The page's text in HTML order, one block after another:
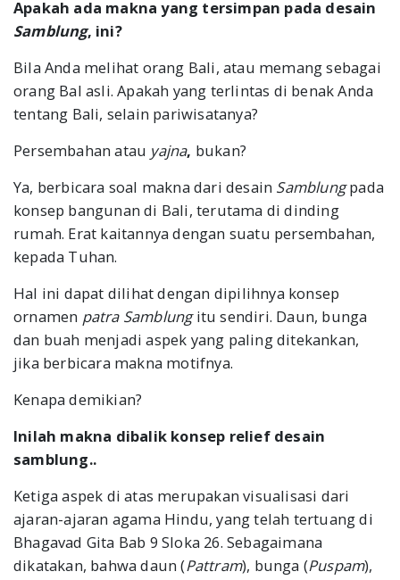
Apakah ada makna yang tersimpan pada desain
Samblung, ini?
Bila Anda melihat orang Bali, atau memang sebagai
orang Bal asli. Apakah yang terlintas di benak Anda
tentang Bali, selain pariwisatanya?
Persembahan atau yajna, bukan?
Ya, berbicara soal makna dari desain Samblungpada
konsep bangunan di Bali, terutama di dinding
rumah. Erat kaitannya dengan suatu persembahan,
kepada Tuhan.
Hal ini dapat dilihat dengan dipilihnya konsep
ornamen patra Samblungitu sendiri. Daun, bunga
dan buah menjadi aspek yang paling ditekankan,
jika berbicara makna motifnya.
Kenapa demikian?
Inilah makna dibalik konsep relief desain
samblung..
Ketiga aspek di atas merupakan visualisasi dari
ajaran-ajaran agama Hindu, yang telah tertuang di
Bhagavad Gita Bab 9 Sloka 26. Sebagaimana
dikatakan, bahwa daun (Pattram), bunga (Puspam),